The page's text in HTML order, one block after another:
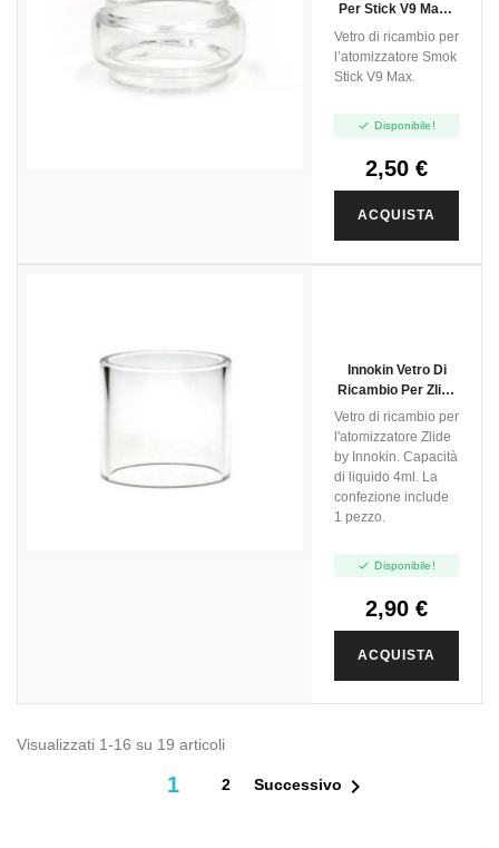
Per Stick V9 Max -
8.5ml - 1pz
Vetro di ricambio per
l’atomizzatore Smok
Stick V9 Max.
 Disponibile!
2,50 €
ACQUISTA
Innokin Vetro Di
Ricambio Per Zlide
4ml - 1pz
Vetro di ricambio per
l'atomizzatore Zlide
by Innokin. Capacità
di liquido 4ml. La
confezione include
1 pezzo.
 Disponibile!
2,90 €
ACQUISTA
Visualizzati 1-16 su 19 articoli
1 2 Successivo 